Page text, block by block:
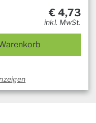
€ 4,73
inkl. MwSt.